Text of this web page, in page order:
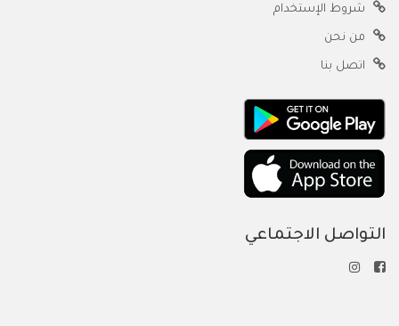
شروط الإستخدام
من نحن
اتصل بنا
التواصل الاجتماعي